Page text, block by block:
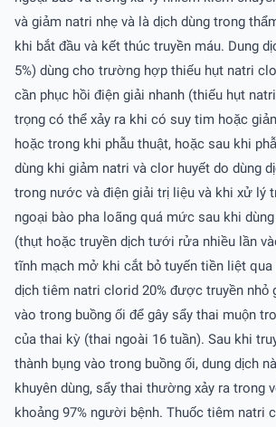
và giảm natri nhẹ và là dịch dùng trong
khi bắt đầu và kết thúc truyền máu. Dung
5%) dùng cho trường hợp thiếu hụt natri
cần phục hồi điện giải nhanh (thiếu hụt
trọng có thể xảy ra khi có suy tim hoặc
hoặc trong khi phẫu thuật, hoặc sau khi
dùng khi giảm natri và clor huyết do dùng
trong nước và điện giải trị liệu và khi xử lý
ngoại bào pha loãng quá mức sau khi
(thụt hoặc truyền dịch tưới rửa nhiều lần
tĩnh mạch mở khi cắt bỏ tuyến tiền liệt qua
dịch tiêm natri clorid 20% được truyền nhỏ
vào trong buồng ối để gây sẩy thai muộn
của thai kỳ (thai ngoài 16 tuần). Sau khi
thành bụng vào trong buồng ối, dung dịch
khuyên dùng, sẩy thai thường xảy ra trong
khoảng 97% người bệnh. Thuốc tiêm natri